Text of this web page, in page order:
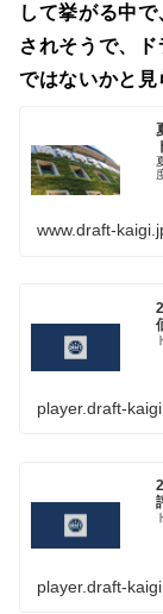
して挙がる中
されそうで、
ではないかと見
www.draft-
player.draft-
player.draft-